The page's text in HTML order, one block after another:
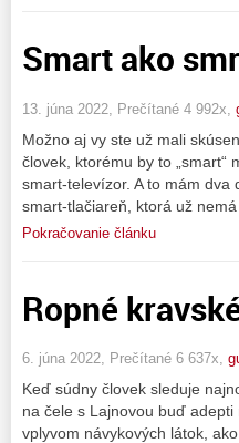
Smart ako
13. júna 2022, Prečítané 4 992x,
Možno aj vy ste už mali
človek, ktorému by to
smart-televízor. A to mám dva
smart-tlačiareň, ktorá už
Pokračovanie článku
Ropné
6. júna 2022, Prečítané 6 637x,
Keď súdny človek sleduje
na čele s Lajnovou buď adepti
vplyvom návykových látok,